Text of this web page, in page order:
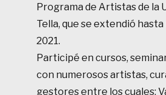
Programa de Artistas de la
Tella, que se extendió hasta
2021.
Participé en cursos,
con numerosos artistas,
gestores entre los cuales: